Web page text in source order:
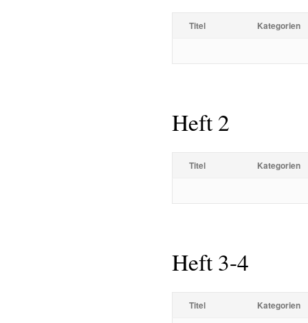
Titel Kategorien
Heft 2
Titel Kategorien
Heft 3-4
Titel Kategorien